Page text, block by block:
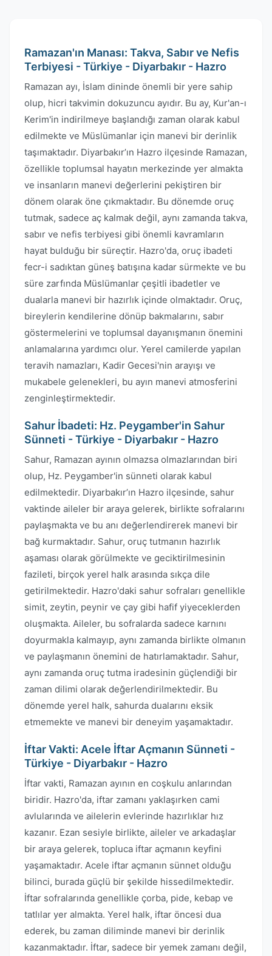
Ramazan'ın Manası: Takva, Sabır ve Nefis
Terbiyesi - Türkiye - Diyarbakır - Hazro
Ramazan ayı, İslam dininde önemli bir yere sahip
olup, hicri takvimin dokuzuncu ayıdır. Bu ay, Kur'an-ı
Kerim'in indirilmeye başlandığı zaman olarak kabul
edilmekte ve Müslümanlar için manevi bir derinlik
taşımaktadır. Diyarbakır’ın Hazro ilçesinde Ramazan,
özellikle toplumsal hayatın merkezinde yer almakta
ve insanların manevi değerlerini pekiştiren bir
dönem olarak öne çıkmaktadır. Bu dönemde oruç
tutmak, sadece aç kalmak değil, aynı zamanda takva,
sabır ve nefis terbiyesi gibi önemli kavramların
hayat bulduğu bir süreçtir. Hazro'da, oruç ibadeti
fecr-i sadıktan güneş batışına kadar sürmekte ve bu
süre zarfında Müslümanlar çeşitli ibadetler ve
dualarla manevi bir hazırlık içinde olmaktadır. Oruç,
bireylerin kendilerine dönüp bakmalarını, sabır
göstermelerini ve toplumsal dayanışmanın önemini
anlamalarına yardımcı olur. Yerel camilerde yapılan
teravih namazları, Kadir Gecesi'nin arayışı ve
mukabele gelenekleri, bu ayın manevi atmosferini
zenginleştirmektedir.
Sahur İbadeti: Hz. Peygamber'in Sahur
Sünneti - Türkiye - Diyarbakır - Hazro
Sahur, Ramazan ayının olmazsa olmazlarından biri
olup, Hz. Peygamber'in sünneti olarak kabul
edilmektedir. Diyarbakır’ın Hazro ilçesinde, sahur
vaktinde aileler bir araya gelerek, birlikte sofralarını
paylaşmakta ve bu anı değerlendirerek manevi bir
bağ kurmaktadır. Sahur, oruç tutmanın hazırlık
aşaması olarak görülmekte ve geciktirilmesinin
fazileti, birçok yerel halk arasında sıkça dile
getirilmektedir. Hazro'daki sahur sofraları genellikle
simit, zeytin, peynir ve çay gibi hafif yiyeceklerden
oluşmakta. Aileler, bu sofralarda sadece karnını
doyurmakla kalmayıp, aynı zamanda birlikte olmanın
ve paylaşmanın önemini de hatırlamaktadır. Sahur,
aynı zamanda oruç tutma iradesinin güçlendiği bir
zaman dilimi olarak değerlendirilmektedir. Bu
dönemde yerel halk, sahurda dualarını eksik
etmemekte ve manevi bir deneyim yaşamaktadır.
İftar Vakti: Acele İftar Açmanın Sünneti -
Türkiye - Diyarbakır - Hazro
İftar vakti, Ramazan ayının en coşkulu anlarından
biridir. Hazro'da, iftar zamanı yaklaşırken cami
avlularında ve ailelerin evlerinde hazırlıklar hız
kazanır. Ezan sesiyle birlikte, aileler ve arkadaşlar
bir araya gelerek, topluca iftar açmanın keyfini
yaşamaktadır. Acele iftar açmanın sünnet olduğu
bilinci, burada güçlü bir şekilde hissedilmektedir.
İftar sofralarında genellikle çorba, pide, kebap ve
tatlılar yer almakta. Yerel halk, iftar öncesi dua
ederek, bu zaman diliminde manevi bir derinlik
kazanmaktadır. İftar, sadece bir yemek zamanı değil,